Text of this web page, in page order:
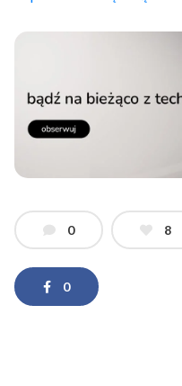
0 8
0